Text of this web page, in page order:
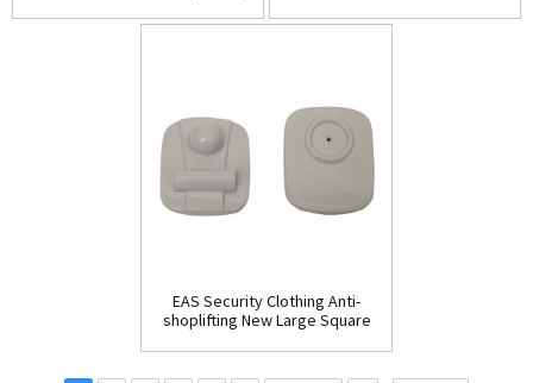
EAS Security Clothing Anti-
shoplifting New Large Square